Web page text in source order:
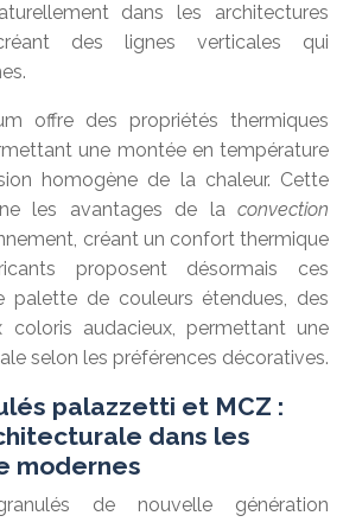
dans les architectures
des lignes verticales qui
offre des propriétés thermiques
une montée en température
homogène de la chaleur. Cette
les avantages de la convection
créant un confort thermique
proposent désormais ces
palette de couleurs étendues, des
coloris audacieux, permettant une
selon les préférences décoratives.
palazzetti et MCZ :
dans les
modernes
de nouvelle génération